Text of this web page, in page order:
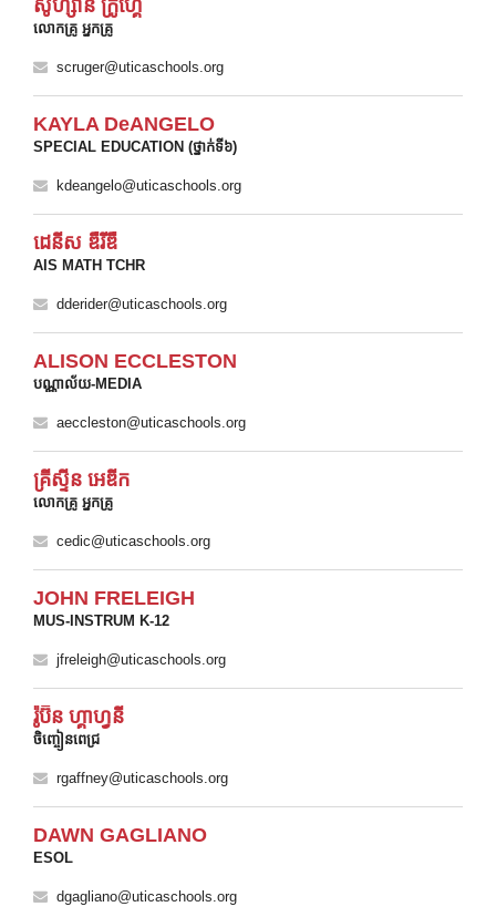
ស៊ូហ្សាន ក្រូហ្គើ
លោកគ្រូ អ្នកគ្រូ
scruger@uticaschools.org
KAYLA DeANGELO
SPECIAL EDUCATION (ថ្នាក់ទី៦)
kdeangelo@uticaschools.org
ដេនីស ឌឺរីឌឺ
AIS MATH TCHR
dderider@uticaschools.org
ALISON ECCLESTON
បណ្ណាល័យ-MEDIA
aeccleston@uticaschools.org
គ្រីស្ទីន អេឌីក
លោកគ្រូ អ្នកគ្រូ
cedic@uticaschools.org
JOHN FRELEIGH
MUS-INSTRUM K-12
jfreleigh@uticaschools.org
រ៉ូប៊ីន ហ្គាហ្វនី
ចិញ្ចៀនពេជ្រ
rgaffney@uticaschools.org
DAWN GAGLIANO
ESOL
dgagliano@uticaschools.org